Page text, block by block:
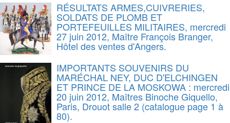
RÉSULTATS ARMES,CUIVRERIES,
SOLDATS DE PLOMB ET
PORTEFEUILLES MILITAIRES, mercredi
27 juin 2012, Maître François Branger,
Hôtel des ventes d'Angers.
IMPORTANTS SOUVENIRS DU
MARÉCHAL NEY, DUC D'ELCHINGEN
ET PRINCE DE LA MOSKOWA : mercredi
20 juin 2012, Maîtres Binoche Giquello,
Paris, Drouot salle 2 (catalogue page 1 à
80).